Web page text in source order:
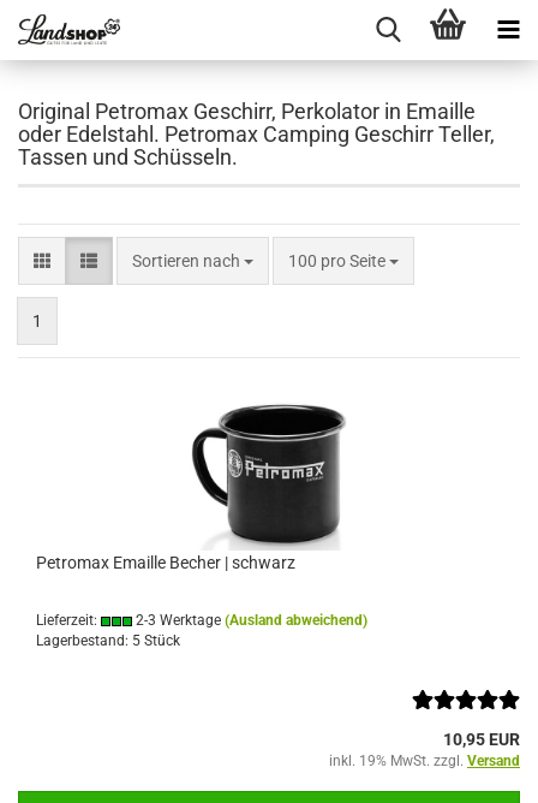
Original Petromax Geschirr, Perkolator in Emaille
oder Edelstahl. Petromax Camping Geschirr Teller,
Tassen und Schüsseln.
Sortieren nach
Sortieren nach 100 pro Seite
pro Seite
1
Petromax Emaille Becher | schwarz
Lieferzeit: 2-3 Werktage (Ausland abweichend)
Lagerbestand: 5 Stück
10,95 EUR
inkl. 19% MwSt. zzgl. Versand